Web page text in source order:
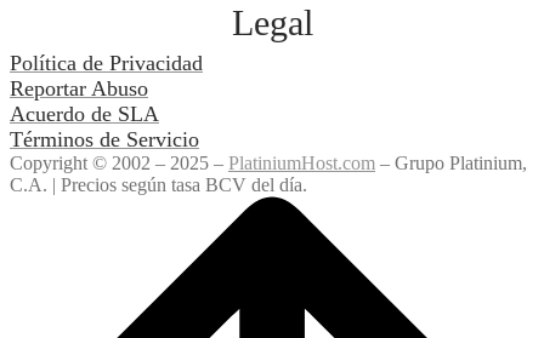
Legal
Política de Privacidad
Reportar Abuso
Acuerdo de SLA
Términos de Servicio
Copyright © 2002 – 2025 – PlatiniumHost.com – Grupo Platinium,
C.A. | Precios según tasa BCV del día.